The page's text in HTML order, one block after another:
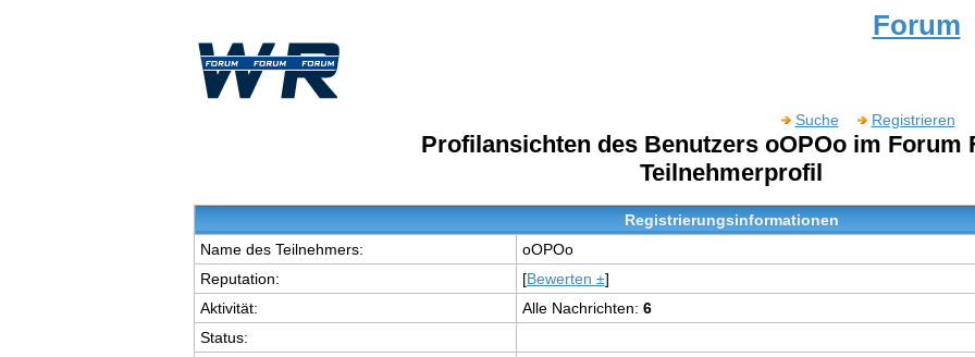
Forum
Suche Registrieren
Profilansichten des Benutzers oOPOo im Forum
Teilnehmerprofil
Registrierungsinformationen
Name des Teilnehmers:
oOPOo
Reputation:
[Bewerten ±]
Aktivität:
Alle Nachrichten: 6
Status: